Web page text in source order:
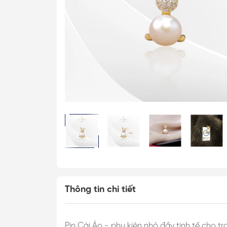
Cài Áo Ong
Khăn 60*60cm
Khăn 70*70cm
Khăn Tuban
Thông tin chi tiết